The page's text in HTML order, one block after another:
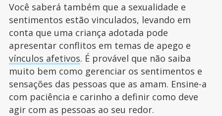
Você saberá também que a sexualidade e
sentimentos estão vinculados, levando em
conta que uma criança adotada pode
apresentar conflitos em temas de apego e
vínculos afetivos. É provável que não saiba
muito bem como gerenciar os sentimentos e
sensações das pessoas que as amam. Ensine-a
com paciência e carinho a definir como deve
agir com as pessoas ao seu redor.